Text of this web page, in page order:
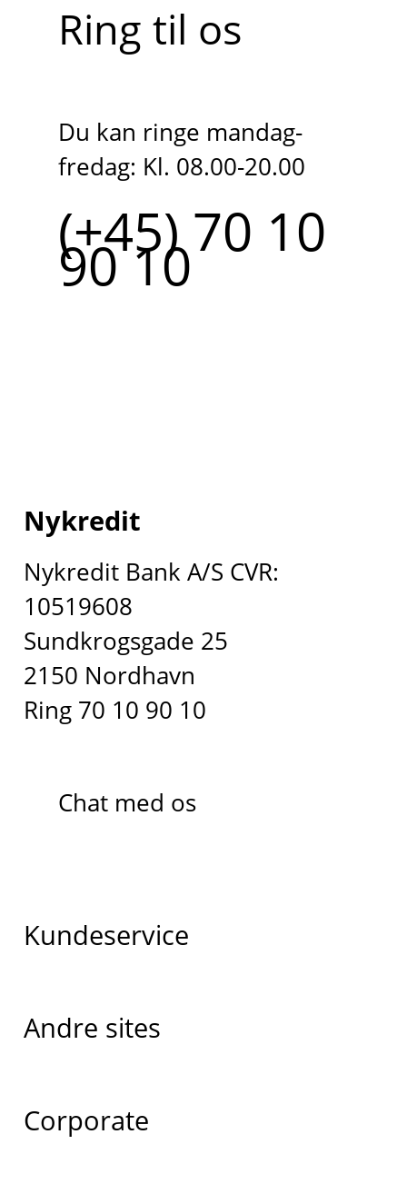
Ring til os
Du kan ringe mandag-
fredag: Kl. 08.00-20.00
(+45) 70 10
90 10
Nykredit
Nykredit Bank A/S CVR:
10519608
Sundkrogsgade 25
2150 Nordhavn
Ring 70 10 90 10
Chat med os
Kundeservice
Andre sites
Corporate